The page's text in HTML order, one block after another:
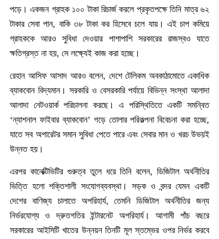
পড়ে। একজন গ্রাহক ১০০ টাকা রিচার্জ করলে প্রকৃতপক্ষে তিনি মাত্র ৬২
টাকার সেবা পান, বাকি ৩৮ টাকা কর হিসেবে চলে যায়। এই চাপ কমিয়ে
গ্রাহককে আরও সুবিধা দেওয়ার পাশাপাশি সরকারের রাজস্বও যাতে
ক্ষতিগ্রস্ত না হয়, সে লক্ষ্যেই কাজ করা হচ্ছে।
রেহান আসিফ আসাদ আরও বলেন, দেশে টেলিকম অবকাঠামোতে একাধিক
ব্যাকবোন বিদ্যমান। সরকারি ও বেসরকারি পর্যায়ে বিভিন্ন সংস্থা আলাদা
আলাদা নেটওয়ার্ক পরিচালনা করছে। এ পরিস্থিতিতে একটি সমন্বিত
‘ন্যাশনাল ফাইবার ব্যাকবোন’ গড়ে তোলার পরিকল্পনা বিবেচনা করা হচ্ছে,
যাতে সব অপারেটর সমান সুবিধা পেতে পারে এবং সেবার মান ও খরচ উভয়ই
উন্নত হয়।
এরপর কানেক্টিভিটির গুরুত্ব তুলে ধরে তিনি বলেন, ডিজিটাল অর্থনীতির
ভিত্তি হলো শক্তিশালী সংযোগব্যবস্থা। সড়ক ও বন্দর যেমন একটি
দেশের বাণিজ্য চালাতে অপরিহার্য, তেমনি ডিজিটাল অর্থনীতির জন্য
নির্ভরযোগ্য ও দ্রুতগতির ইন্টারনেট অপরিহার্য। আগামী পাঁচ বছরে
সরকারের আইসিটি খাতের উন্নয়ন তিনটি মূল স্তম্ভের ওপর নির্ভর করবে